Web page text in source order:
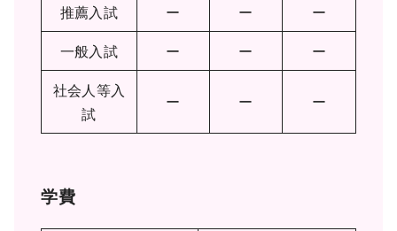
推薦入試
ー ー
ー
一般入試
ー ー
ー
社会人等入
試
ー ー ー
学費